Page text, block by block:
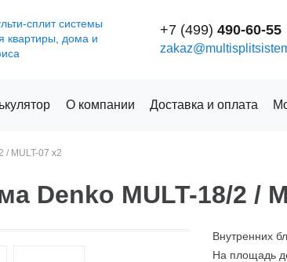
сплит системы
квартиры, дома и
+7 (499)490-60-55
О компании Доставка и оплата
/ MULT-07 x2
Denko MULT-18/2 /
Внутренних
На площадь